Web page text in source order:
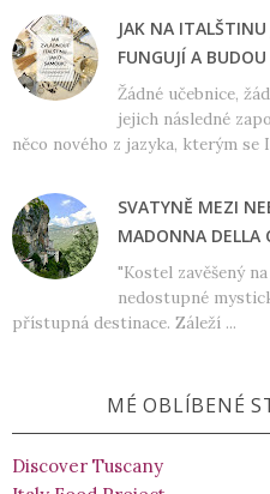
JAK NA
FUNGUJÍ A
Žádné učebnice,
jejich následné
něco nového z jazyka, kterým se
SVATYNĚ MEZI
MADONNA DELLA
"Kostel zavěšený
nedostupné
přístupná destinace. Záleží ...
MÉ OBLÍBENÉ
Discover Tuscany